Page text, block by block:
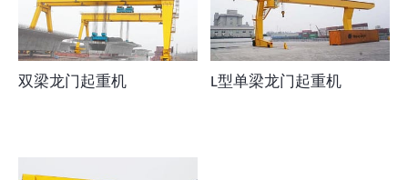
双梁龙门起重机 L型单梁龙门起重机